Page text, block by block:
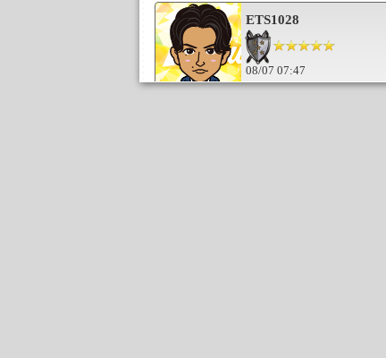
ETS1028
08/07 07:47